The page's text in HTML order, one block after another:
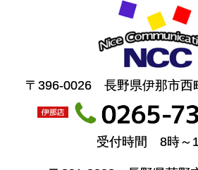
〒396-0026 長野県伊那市西
受付時間 8時～